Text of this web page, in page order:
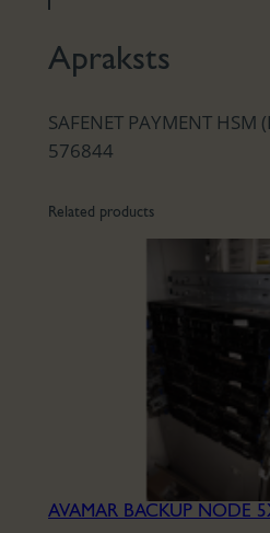
Apraksts
SAFENET PAYMENT HSM
576844
Related products